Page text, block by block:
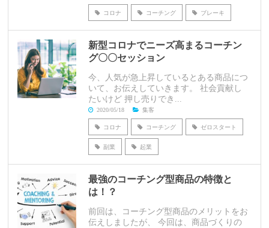
コロナ コーチング ブレーキ
新型コロナでニーズ高まるコーチン
グ〇〇セッション
今、人気が急上昇しているとある商品につ
いて、お伝えしていきます。 社会貢献し
たいけど 押し売りでき...
2020/05/18 集客
コロナ コーチング ゼロスタート
副業 起業
最強のコーチング型商品の特徴と
は！？
前回は、コーチング型商品のメリットをお
伝えしましたが、 今回は、商品づくりの